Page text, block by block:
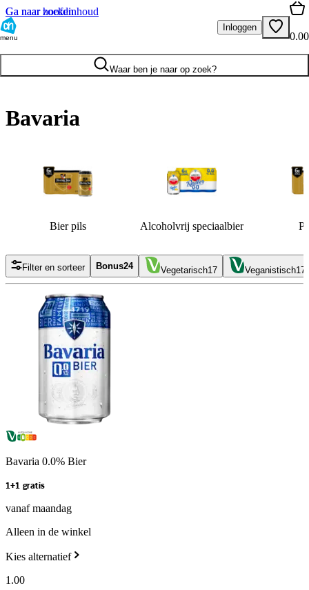
Ga naar hoofdinhoud
Ga naar zoeken
menu
Inloggen
0.00
Waar ben je naar op zoek?
Bavaria
Bier pils Alcoholvrij speciaalbier
Filter en sorteer Bonus24 Vegetarisch17 Veganistisch17
Bavaria 0.0% Bier
1+1 gratis
vanaf maandag
Alleen in de winkel
Kies alternatief
1.00